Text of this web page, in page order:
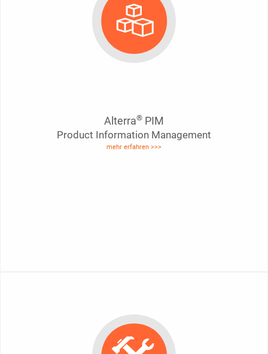
Alterra® PIM
Product Information Management
mehr erfahren >>>